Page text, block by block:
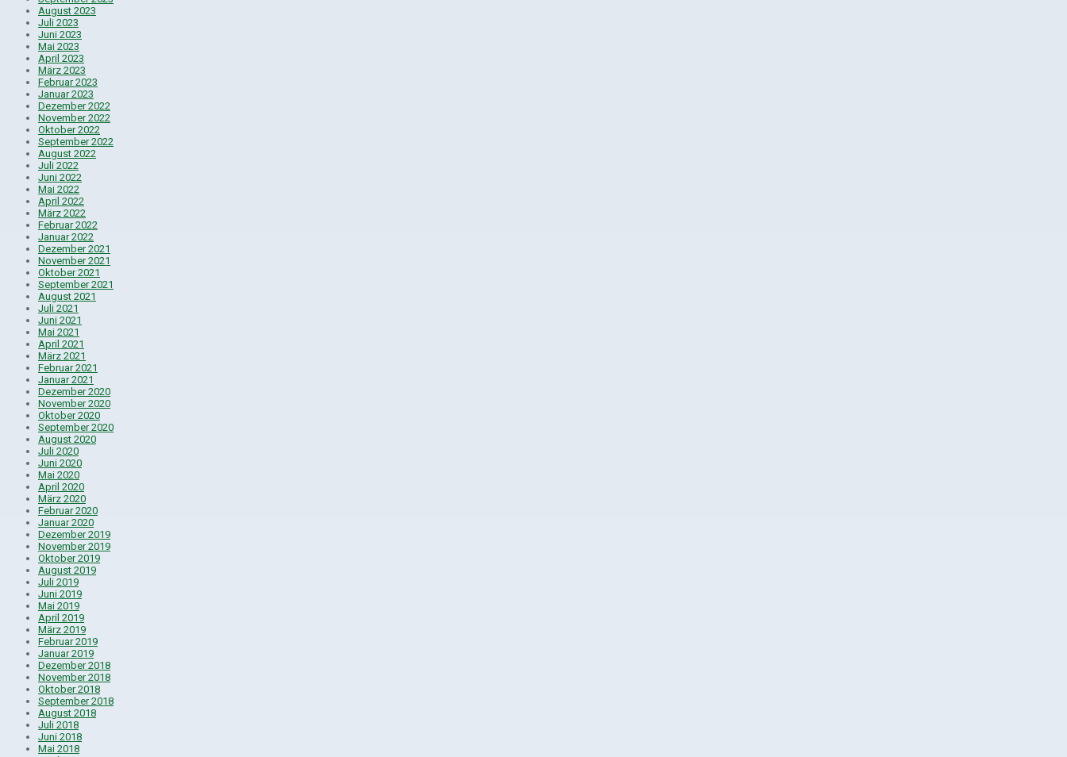
August 2023
Juli 2023
Juni 2023
Mai 2023
April 2023
März 2023
Februar 2023
Januar 2023
Dezember 2022
November 2022
Oktober 2022
September 2022
August 2022
Juli 2022
Juni 2022
Mai 2022
April 2022
März 2022
Februar 2022
Januar 2022
Dezember 2021
November 2021
Oktober 2021
September 2021
August 2021
Juli 2021
Juni 2021
Mai 2021
April 2021
März 2021
Februar 2021
Januar 2021
Dezember 2020
November 2020
Oktober 2020
September 2020
August 2020
Juli 2020
Juni 2020
Mai 2020
April 2020
März 2020
Februar 2020
Januar 2020
Dezember 2019
November 2019
Oktober 2019
August 2019
Juli 2019
Juni 2019
Mai 2019
April 2019
März 2019
Februar 2019
Januar 2019
Dezember 2018
November 2018
Oktober 2018
September 2018
August 2018
Juli 2018
Juni 2018
Mai 2018